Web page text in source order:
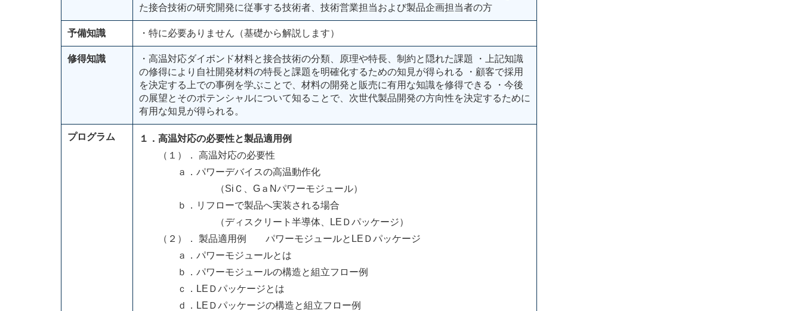
た接合技術の研究開発に従事する技術者、技術営業担当および製品企画担当者の方
予備知識 ・特に必要ありません（基礎から解説します）
修得知識
・高温対応ダイボンド材料と接合技術の分類、原理や特長、制約と隠れた課題 ・上記知識
の修得により自社開発材料の特長と課題を明確化するための知見が得られる ・顧客で採用
を決定する上での事例を学ぶことで、材料の開発と販売に有用な知識を修得できる ・今後
の展望とそのポテンシャルについて知ることで、次世代製品開発の方向性を決定するために
有用な知見が得られる。
プログラム
１．高温対応の必要性と製品適用例
（１）． 高温対応の必要性
ａ．パワーデバイスの高温動作化
（SiＣ、GａNパワーモジュール）
ｂ．リフローで製品へ実装される場合
（ディスクリート半導体、LEＤパッケージ）
（２）． 製品適用例 パワーモジュールとLEＤパッケージ
ａ．パワーモジュールとは
ｂ．パワーモジュールの構造と組立フロー例
ｃ．LEＤパッケージとは
ｄ．LEＤパッケージの構造と組立フロー例